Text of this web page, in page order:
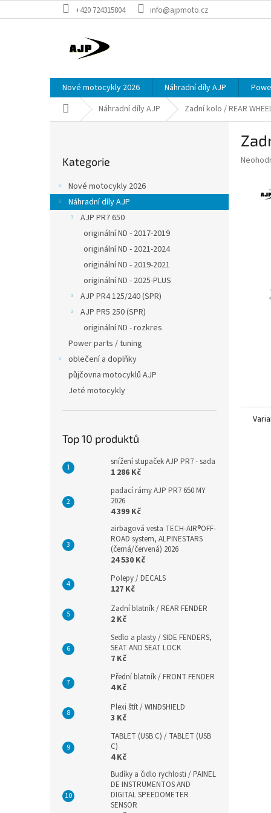
na
+420 724315804 info@ajpmoto.cz
Nové motocykly 2026 Náhradní díly AJP
Domů Náhradní díly AJP Zadní kolo / REAR
a
n
kategorie
Kategorie
Nové motocykly 2026
Náhradní díly AJP
AJP PR7 650
originální ND - 2017-2019
originální ND - 2021-2024
originální ND - 2019-2021
originální ND - 2025-PLUS
AJP PR4 125/240 (SPR)
AJP PR5 250 (SPR)
originální ND - rozkres
Power parts / tuning
oblečení a doplňky
půjčovna motocyklů AJP
Jeté motocykly
Top 10 produktů
snížení stupaček AJP PR7 - sada
1 286 Kč
padací rámy AJP PR7 650 MY
2026
4 399 Kč
airbagová vesta TECH-AIR®OFF-
ROAD system, ALPINESTARS
(černá/červená) 2026
24 530 Kč
Polepy / DECALS
127 Kč
Zadní blatník / REAR FENDER
2 Kč
Sedlo a plasty / SIDE FENDERS,
SEAT AND SEAT LOCK
7 Kč
Přední blatník / FRONT FENDER
4 Kč
Plexi štít / WINDSHIELD
3 Kč
TABLET (USB C) / TABLET (USB
C)
4 Kč
Budíky a čidlo rychlosti / PAINEL
DE INSTRUMENTOS AND
DIGITAL SPEEDOMETER
SENSOR